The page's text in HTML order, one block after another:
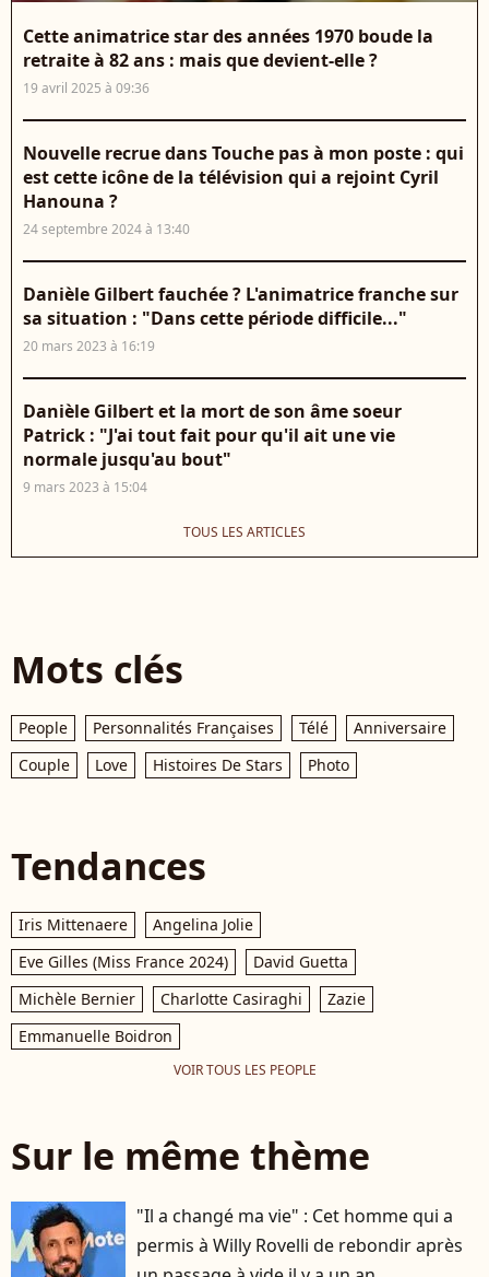
Cette animatrice star des années 1970 boude la
retraite à 82 ans : mais que devient-elle ?
19 avril 2025 à 09:36
Nouvelle recrue dans Touche pas à mon poste : qui
est cette icône de la télévision qui a rejoint Cyril
Hanouna ?
24 septembre 2024 à 13:40
Danièle Gilbert fauchée ? L'animatrice franche sur
sa situation : "Dans cette période difficile..."
20 mars 2023 à 16:19
Danièle Gilbert et la mort de son âme soeur
Patrick : "J'ai tout fait pour qu'il ait une vie
normale jusqu'au bout"
9 mars 2023 à 15:04
TOUS LES ARTICLES
Mots clés
People Personnalités Françaises Télé
Anniversaire
Couple
Love Histoires De Stars Photo
Tendances
Iris Mittenaere
Angelina Jolie
Eve Gilles (Miss France 2024)
David Guetta
Michèle Bernier
Charlotte Casiraghi
Zazie
Emmanuelle Boidron
VOIR TOUS LES PEOPLE
Sur le même thème
"Il a changé ma vie" : Cet homme qui a
permis à Willy Rovelli de rebondir après